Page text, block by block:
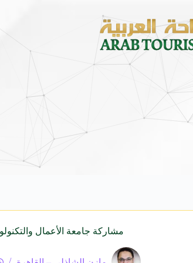
لاستقبال الدفعة الثانية من برنامج ضيوف خادم
مشاركة جامعة الأعمال